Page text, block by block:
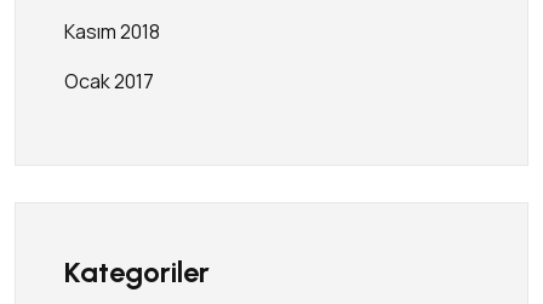
Kasım 2018
Ocak 2017
Kategoriler